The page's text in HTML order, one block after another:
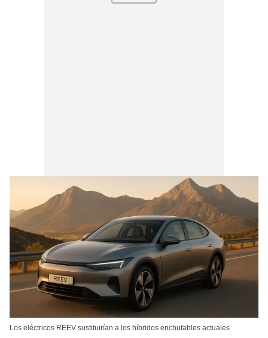
Los eléctricos REEV sustituirían a los híbridos enchufables actuales